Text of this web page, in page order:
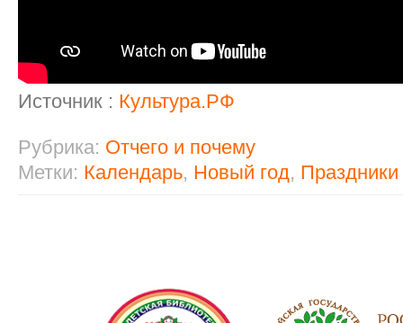
Источник : Культура.РФ
Рубрика: Отчего и почему
Метки: Календарь, Новый год, Праздники